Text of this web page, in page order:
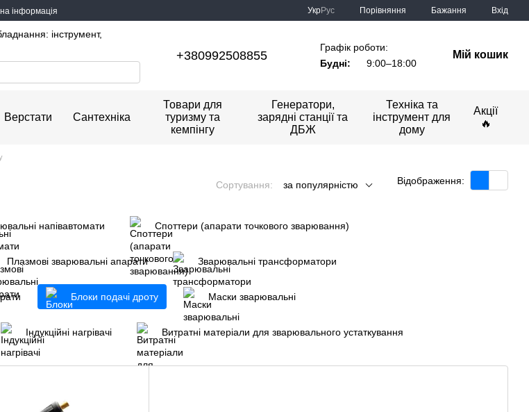
інформація УкрРус Порівняння Бажання Вхід
інструмент,
+380992508855
Графік роботи:
Будні:
9:00–18:00
Мій кошик
Верстати Сантехніка
Товари для
туризму та
кемпінгу
Генератори,
зарядні станції та
ДБЖ
Техніка та
інструмент для
дому
Акції
🔥
Сортування: за популярністю Відображення:
напівавтомати Споттери (апарати точкового зварювання)
Плазмові зварювальні апарати Зварювальні трансформатори
Блоки подачі дроту Маски зварювальні
Індукційні нагрівачі Витратні матеріали для зварювального устаткування